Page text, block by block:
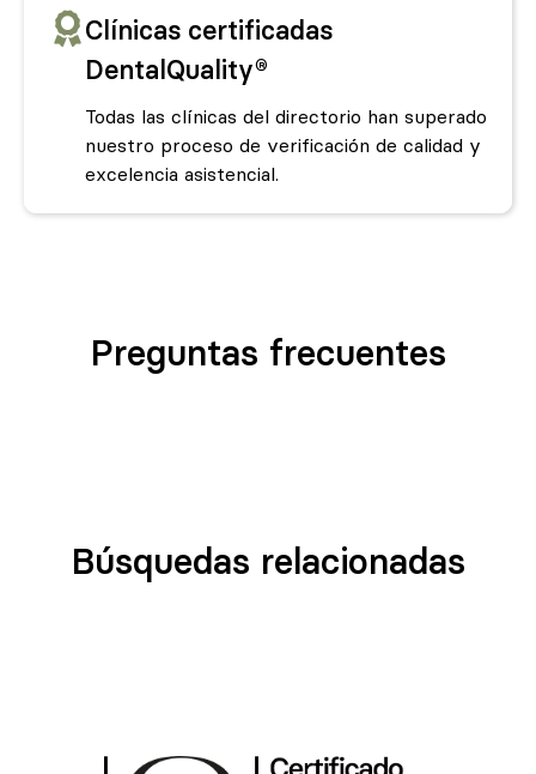
Clínicas certificadas
DentalQuality®
Todas las clínicas del directorio han superado
nuestro proceso de verificación de calidad y
excelencia asistencial.
Preguntas frecuentes
Búsquedas relacionadas